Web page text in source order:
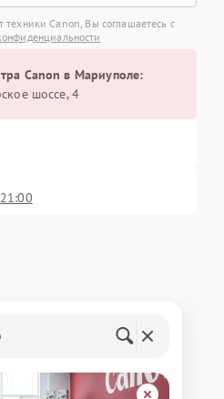
техники Canon, Вы соглашаетесь с
Canon в Мариуполе:
шоссе, 4